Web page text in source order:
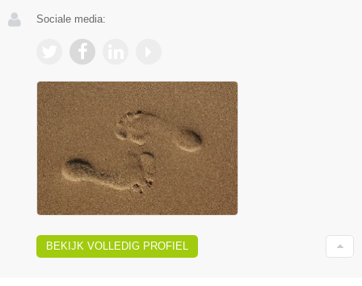
Sociale media:
BEKIJK VOLLEDIG PROFIEL